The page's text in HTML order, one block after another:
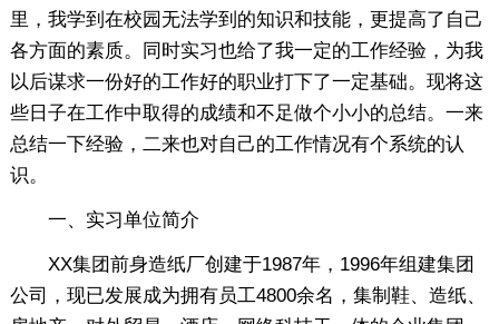
里，我学到在校园无法学到的知识和技能，更提高了自己
各方面的素质。同时实习也给了我一定的工作经验，为我
以后谋求一份好的工作好的职业打下了一定基础。现将这
些日子在工作中取得的成绩和不足做个小小的总结。一来
总结一下经验，二来也对自己的工作情况有个系统的认
识。
一、实习单位简介
XX集团前身造纸厂创建于1987年，1996年组建集团
公司，现已发展成为拥有员工4800余名，集制鞋、造纸、